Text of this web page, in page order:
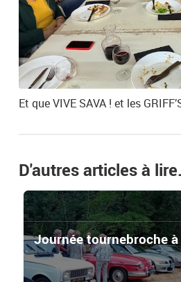
Et que VIVE SAVA ! et les
D'autres articles à
Journée tournebroche